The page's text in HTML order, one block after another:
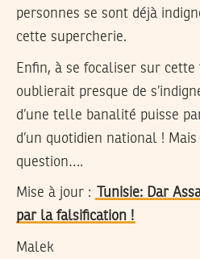
personnes se sont déjà
cette supercherie.
Enfin, à se focaliser sur
oublierait presque de
d’une telle banalité puisse
d’un quotidien national !
question….
Mise à jour :
Tunisie: Dar
par la falsification !
Malek